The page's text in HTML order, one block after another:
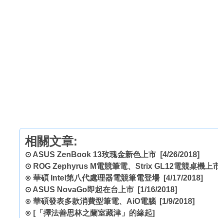
相關文章:
⊙ ASUS ZenBook 13玫瑰金新色上市 [4/26/2018]
⊙ ROG Zephyrus M電競筆電、Strix GL12電競桌機上
⊙ 華碩 Intel第八代處理器電競筆電登場 [4/17/2018]
⊙ ASUS NovaGo即起在台上市 [1/16/2018]
⊙ 華碩發表多款消費型筆電、AiO電腦 [1/9/2018]
⊙ [「擇法善思林之蘭室藏津」的緣起]